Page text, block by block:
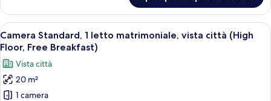
Breakfast)
Standard,
letto
matrimoniale
Floor,
Free
Breakfast)
Apri
tutte
le
foto
per
Camera
Una camera d'albergo moderna
11
Camera Standard, 1 letto matrimoniale, vista città (High
Floor, Free Breakfast)
Vista città
20 m²
1 camera